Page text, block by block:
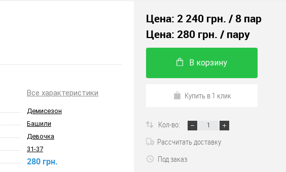
Все характеристики
Демисезон
Башили
Девочка
31-37
280 грн.
Цена: 2 240 грн. / 8 пар
Цена: 280 грн. / пару
В корзину
Купить в 1 клик
Кол-во:
Рассчитать доставку
Под заказ